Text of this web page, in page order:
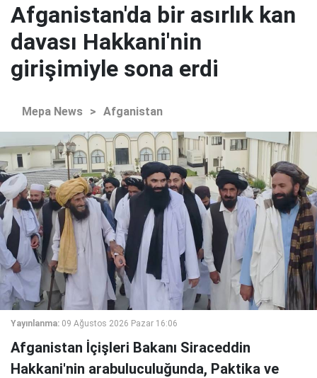
Afganistan'da bir asırlık kan
davası Hakkani'nin
girişimiyle sona erdi
Mepa News > Afganistan
Yayınlanma: 09 Ağustos 2026 Pazar 16:06
Afganistan İçişleri Bakanı Siraceddin
Hakkani'nin arabuluculuğunda, Paktika ve